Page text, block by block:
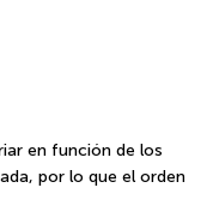
en función de los
por lo que el orden